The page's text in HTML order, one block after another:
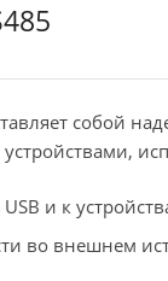
собой
и к
во внешнем